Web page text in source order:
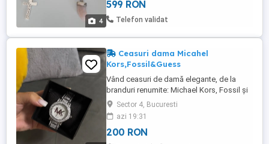
4
sms-uri Rog fara oferte derizorii, preț
bucată și fix.. Multumesc!.
599 RON
Telefon validat
Ceasuri dama Micahel
Kors,Fossil&Guess
Vând ceasuri de damă elegante, de la
branduri renumite: Michael Kors, Fossil și
Guess.Sector 4, Bucuresti
azi 19:31
200 RON